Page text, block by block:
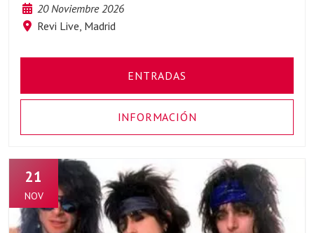
20 Noviembre 2026
Revi Live, Madrid
ENTRADAS
INFORMACIÓN
21
NOV